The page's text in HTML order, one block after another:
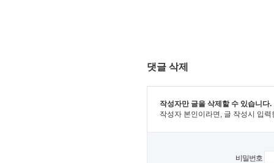
댓글 삭제
작성자만 글을 삭제할 수 있습니다.
작성자 본인이라면, 글 작성시 입
비밀번호